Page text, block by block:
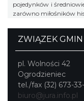
pojedynków i
zarówno miłośników
ZWIĄZEK GMIN
pl. Wolności 42
Ogrodzieniec
tel./fax (32) 673-
biuro@jura.info.pl